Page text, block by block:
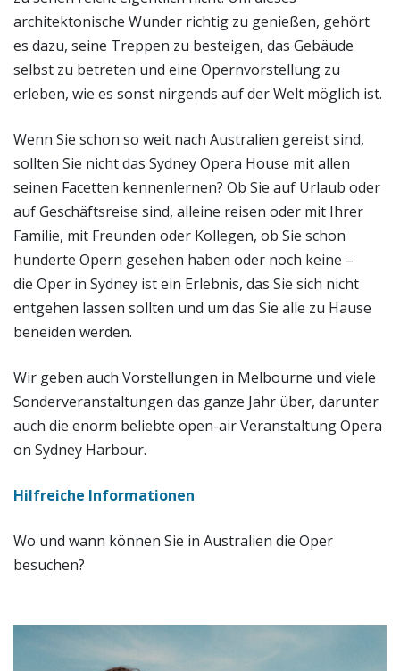
architektonische Wunder richtig zu genießen, gehört
es dazu, seine Treppen zu besteigen, das Gebäude
selbst zu betreten und eine Opernvorstellung zu
erleben, wie es sonst nirgends auf der Welt möglich ist.
Wenn Sie schon so weit nach Australien gereist sind,
sollten Sie nicht das Sydney Opera House mit allen
seinen Facetten kennenlernen? Ob Sie auf Urlaub oder
auf Geschäftsreise sind, alleine reisen oder mit Ihrer
Familie, mit Freunden oder Kollegen, ob Sie schon
hunderte Opern gesehen haben oder noch keine –
die Oper in Sydney ist ein Erlebnis, das Sie sich nicht
entgehen lassen sollten und um das Sie alle zu Hause
beneiden werden.
Wir geben auch Vorstellungen in Melbourne und viele
Sonderveranstaltungen das ganze Jahr über, darunter
auch die enorm beliebte open-air Veranstaltung Opera
on Sydney Harbour.
Hilfreiche Informationen
Wo und wann können Sie in Australien die Oper
besuchen?